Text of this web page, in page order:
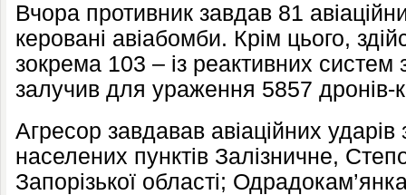
Вчора противник завдав 81
керовані авіабомби. Крім цього,
зокрема 103 – із реактивних систем
залучив для ураження 5857 дронів-
Агресор завдавав авіаційних
населених пунктів Залізничне,
Запорізької області;